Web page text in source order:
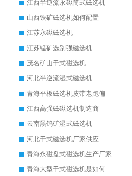
江西半逆流永磁筒式磁选机
山西铁矿磁选机如何配置
江苏永磁磁选机
江苏锰矿选别强磁选机
茂名矿山干式磁选机
河北半逆流湿式磁选机
青海平板磁选机皮带老跑偏
江西高强磁磁选机制造商
云南黑钨矿湿式磁选机
河北干式磁选机厂家供应
青海永磁盘式磁选机生产厂家
青海大型干式磁选机是如何选矿的